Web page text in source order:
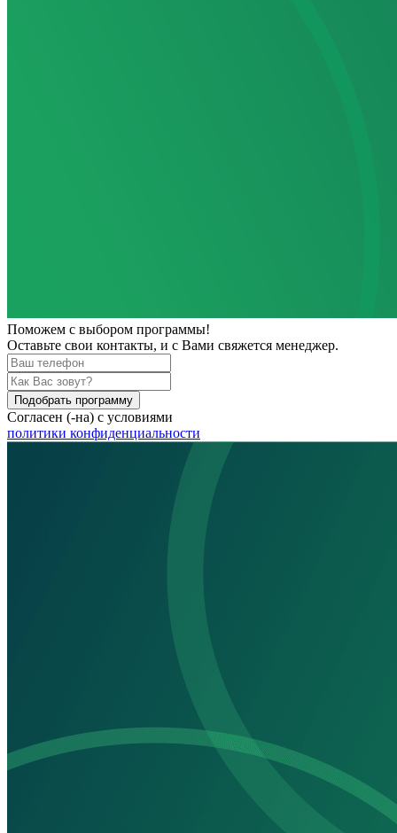
Поможем с выбором программы!
Оставьте свои контакты, и с Вами свяжется менеджер.
Подобрать программу
Согласен (-на) с условиями
политики конфиденциальности